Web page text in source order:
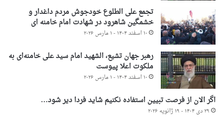
تجمع علی الطلوع خودجوش مردم داغدار و
خشمگین شاهرود در شهادت امام خامنه ای
۱۰ اسفند ۱۴۰۴ - ۱ مارس ۲۰۲۶
رهبر جهان تشیع، الشهید امام سید علی خامنه‌ای به
ملکوت اعلا پیوست
۱۰ اسفند ۱۴۰۴ - ۱ مارس ۲۰۲۶
اگر الان از فرصت تبیین استفاده نکنیم شاید فردا دیر شود…
۲۹ دی ۱۴۰۴ - ۱۹ ژانویه ۲۰۲۶